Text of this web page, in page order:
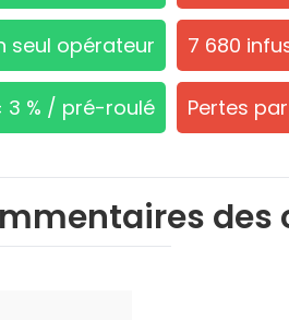
seul opérateur
3 % / pré-roulé
7 680
Pertes
des